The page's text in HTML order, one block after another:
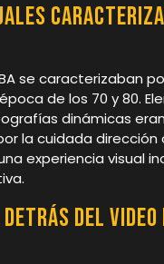
se caracterizaban
de los 70 y 80.
dinámicas
la cuidada
experiencia visual
del video